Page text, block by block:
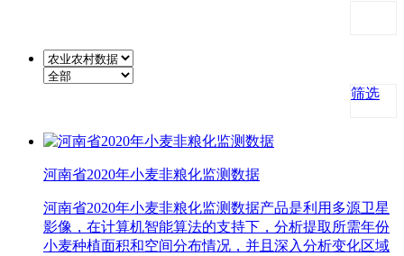
筛选
河南省2020年小麦非粮化监测数据
河南省2020年小麦非粮化监测数据产品是利用多源卫星
影像，在计算机智能算法的支持下，分析提取所需年份
小麦种植面积和空间分布情况，并且深入分析变化区域